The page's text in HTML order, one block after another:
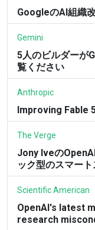
GoogleのAI組織
Gemini
5人のビルダーが
覧ください
Anthropic
Improving Fable
The Verge
Jony Iveの
ック型のスマー
Scientific American
OpenAI's latest
research